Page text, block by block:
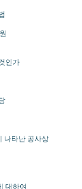
인가
나타난 공사상
하여